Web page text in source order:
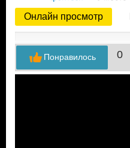
Онлайн просмотр
0
Понравилось